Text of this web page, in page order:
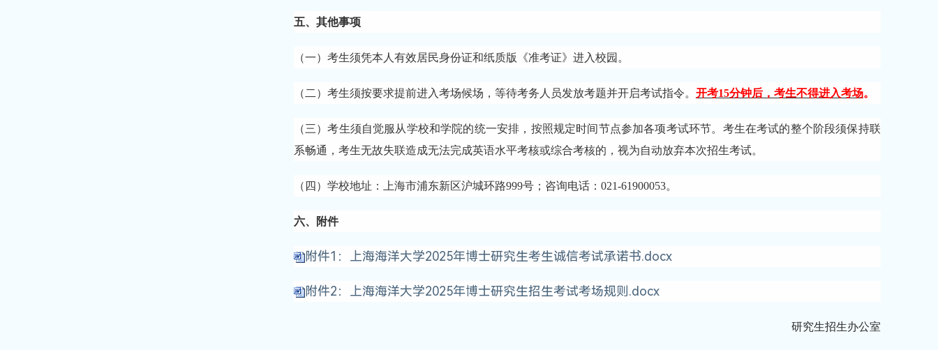
五、其他事项
（一）考生须凭本人有效居民身份证和纸质版《准考证》进入校园。
（二）考生须按要求提前进入考场候场，等待考务人员发放考题并开启考试指令。 开考15分钟后，考生不得进入考场。
（三）考生须自觉服从学校和学院的统一安排，按照规定时间节点参加各项考试环节。考生在考试的整个阶段须保持联
系畅通，考生无故失联造成无法完成英语水平考核或综合考核的，视为自动放弃本次招生考试。
（四）学校地址：上海市浦东新区沪城环路999号；咨询电话：021-61900053。
六、附件
附件1：上海海洋大学2025年博士研究生考生诚信考试承诺书.docx
附件2：上海海洋大学2025年博士研究生招生考试考场规则.docx
研究生招生办公室